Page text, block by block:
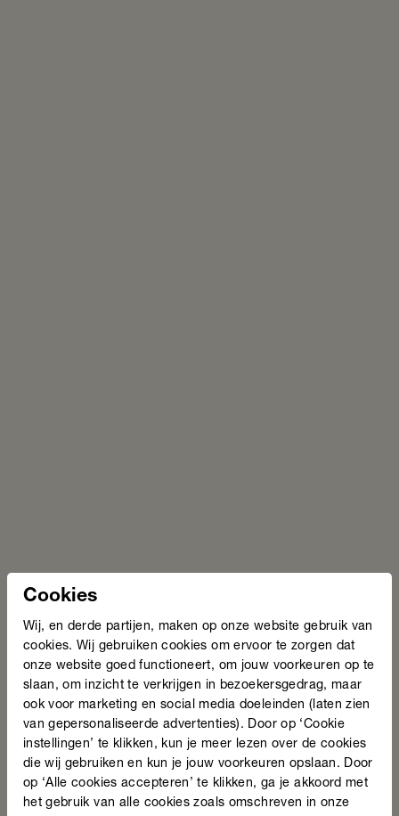
Cookies
Wij, en derde partijen, maken op onze website gebruik van
cookies. Wij gebruiken cookies om ervoor te zorgen dat
onze website goed functioneert, om jouw voorkeuren op te
slaan, om inzicht te verkrijgen in bezoekersgedrag, maar
ook voor marketing en social media doeleinden (laten zien
van gepersonaliseerde advertenties). Door op ‘Cookie
instellingen’ te klikken, kun je meer lezen over de cookies
die wij gebruiken en kun je jouw voorkeuren opslaan. Door
op ‘Alle cookies accepteren’ te klikken, ga je akkoord met
het gebruik van alle cookies zoals omschreven in onze